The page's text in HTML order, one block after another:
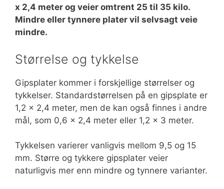
x 2,4 meter og veier omtrent 25 til 35 kilo.
Mindre eller tynnere plater vil selvsagt veie
mindre.
Størrelse og tykkelse
Gipsplater kommer i forskjellige størrelser og
tykkelser. Standardstørrelsen på en gipsplate er
1,2 x 2,4 meter, men de kan også finnes i andre
mål, som 0,6 x 2,4 meter eller 1,2 x 3 meter.
Tykkelsen varierer vanligvis mellom 9,5 og 15
mm. Større og tykkere gipsplater veier
naturligvis mer enn mindre og tynnere varianter.